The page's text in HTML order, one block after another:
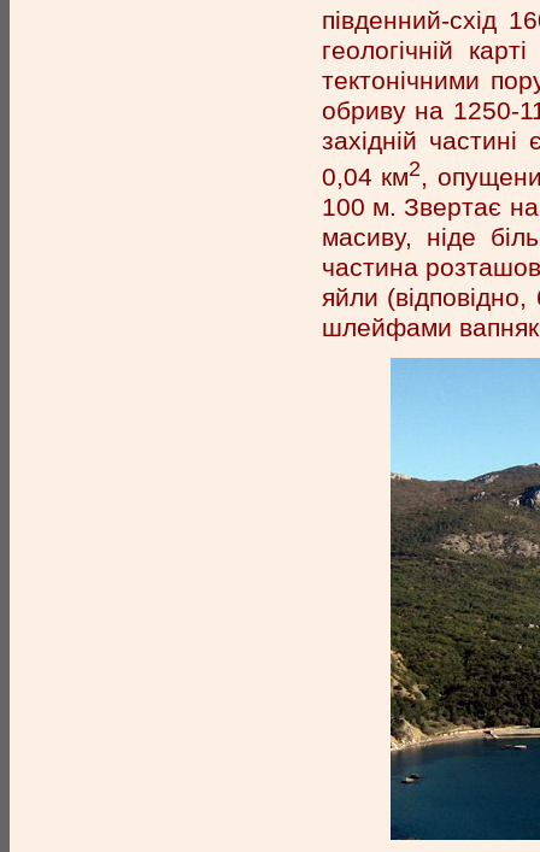
південний-схід
геологічній
тектонічними
обриву на 1250-
західній
0,04 км2,
100 м. Звертає на
масиву, ніде
частина
яйли
шлейфами